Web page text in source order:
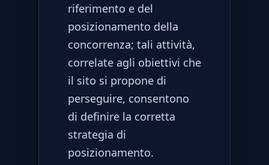
riferimento e del
posizionamento della
concorrenza; tali attività,
correlate agli obiettivi che
il sito si propone di
perseguire, consentono
di definire la corretta
strategia di
posizionamento.